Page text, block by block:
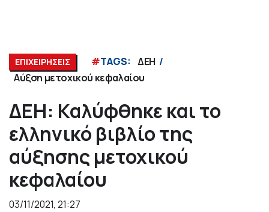
ΕΠΙΧΕΙΡΗΣΕΙΣ #TAGS: ΔΕΗ
Αύξση μετοχικού κεφαλαίου
ΔΕΗ: Καλύφθηκε και το
ελληνικό βιβλίο της
αύξησης μετοχικού
κεφαλαίου
03/11/2021, 21:27